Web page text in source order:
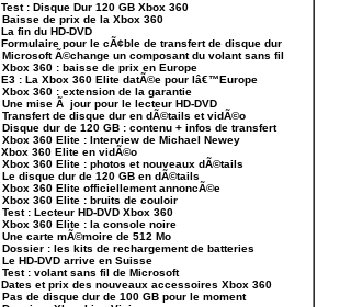
Test : Disque Dur 120 GB Xbox 360
Baisse de prix de la Xbox 360
La fin du HD-DVD
Formulaire pour le cÃ¢ble de transfert de disque dur
Microsoft Ã©change un composant du volant sans fil
Xbox 360 : baisse de prix en Europe
E3 : La Xbox 360 Elite datÃ©e pour lâ€™Europe
Xbox 360 : extension de la garantie
Une mise Ã jour pour le lecteur HD-DVD
Transfert de disque dur en dÃ©tails et vidÃ©o
Disque dur de 120 GB : contenu + infos de transfert
Xbox 360 Elite : Interview de Michael Newey
Xbox 360 Elite en vidÃ©o
Xbox 360 Elite : photos et nouveaux dÃ©tails
Le disque dur de 120 GB en dÃ©tails
Xbox 360 Elite officiellement annoncÃ©e
Xbox 360 Elite : bruits de couloir
Test : Lecteur HD-DVD Xbox 360
Xbox 360 Elite : la console noire
Une carte mÃ©moire de 512 Mo
Dossier : les kits de rechargement de batteries
Le HD-DVD arrive en Suisse
Test : volant sans fil de Microsoft
Dates et prix des nouveaux accessoires Xbox 360
Pas de disque dur de 100 GB pour le moment